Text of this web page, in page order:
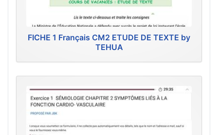
FICHE 1 Français CM2 ETUDE DE TEXTE by
TEHUA